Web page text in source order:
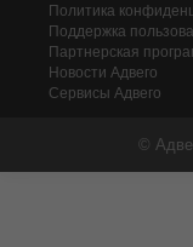
Политика
Поддержка
Партнерская
Новости Адвего
Сервисы Адвего
©